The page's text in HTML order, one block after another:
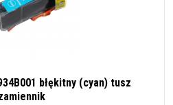
błękitny (cyan) tusz